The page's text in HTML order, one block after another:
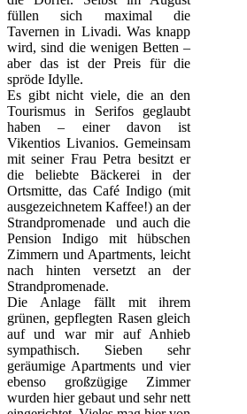
füllen sich maximal die
Tavernen in Livadi. Was knapp
wird, sind die wenigen Betten –
aber das ist der Preis für die
spröde Idylle.
Es gibt nicht viele, die an den
Tourismus in Serifos geglaubt
haben – einer davon ist
Vikentios Livanios. Gemeinsam
mit seiner Frau Petra besitzt er
die beliebte Bäckerei in der
Ortsmitte, das Café Indigo (mit
ausgezeichnetem Kaffee!) an der
Strandpromenade und auch die
Pension Indigo mit hübschen
Zimmern und Apartments, leicht
nach hinten versetzt an der
Strandpromenade.
Die Anlage fällt mit ihrem
grünen, gepflegten Rasen gleich
auf und war mir auf Anhieb
sympathisch. Sieben sehr
geräumige Apartments und vier
ebenso großzügige Zimmer
wurden hier gebaut und sehr nett